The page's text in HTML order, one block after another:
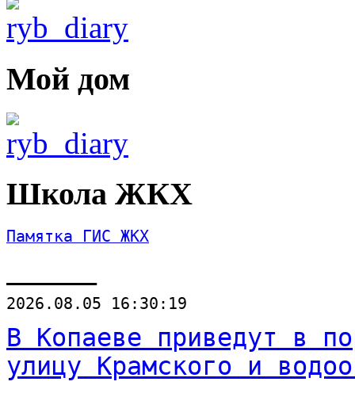
Мой дом
Школа ЖКХ
Памятка ГИС ЖКХ
2026.08.05 16:30:19
В Копаеве приведут в
улицу Крамского и